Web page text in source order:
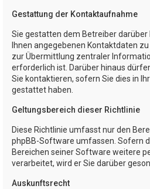
Gestattung der Kontaktaufnahme
Sie gestatten dem Betreiber darüber
Ihnen angegebenen Kontaktdaten
zur Übermittlung zentraler
erforderlich ist. Darüber hinaus
Sie kontaktieren, sofern Sie dies in
gestattet haben.
Geltungsbereich dieser Richtlinie
Diese Richtlinie umfasst nur den
phpBB-Software umfassen. Sofern
Bereichen seiner Software weitere
verarbeitet, wird er Sie darüber
Auskunftsrecht